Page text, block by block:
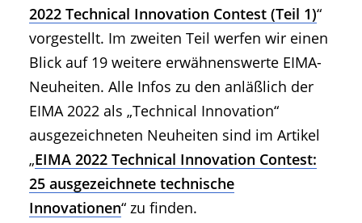
2022 Technical Innovation Contest (Teil 1)“
vorgestellt. Im zweiten Teil werfen wir einen
Blick auf 19 weitere erwähnenswerte EIMA-
Neuheiten. Alle Infos zu den anläßlich der
EIMA 2022 als „Technical Innovation“
ausgezeichneten Neuheiten sind im Artikel
„EIMA 2022 Technical Innovation Contest:
25 ausgezeichnete technische
Innovationen“ zu finden.